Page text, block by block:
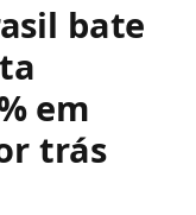
bate
em
trás